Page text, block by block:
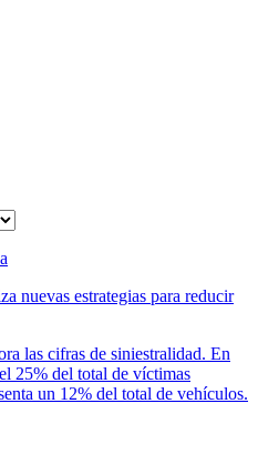
nuevas estrategias para reducir
las cifras de siniestralidad. En
25% del total de víctimas
un 12% del total de vehículos.